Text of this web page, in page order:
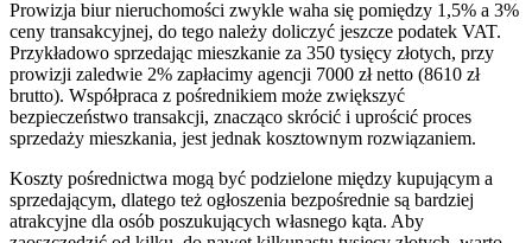
Prowizja biur nieruchomości zwykle waha się pomiędzy 1,5% a 3%
ceny transakcyjnej, do tego należy doliczyć jeszcze podatek VAT.
Przykładowo sprzedając mieszkanie za 350 tysięcy złotych, przy
prowizji zaledwie 2% zapłacimy agencji 7000 zł netto (8610 zł
brutto). Współpraca z pośrednikiem może zwiększyć
bezpieczeństwo transakcji, znacząco skrócić i uprościć proces
sprzedaży mieszkania, jest jednak kosztownym rozwiązaniem.
Koszty pośrednictwa mogą być podzielone między kupującym a
sprzedającym, dlatego też ogłoszenia bezpośrednie są bardziej
atrakcyjne dla osób poszukujących własnego kąta. Aby